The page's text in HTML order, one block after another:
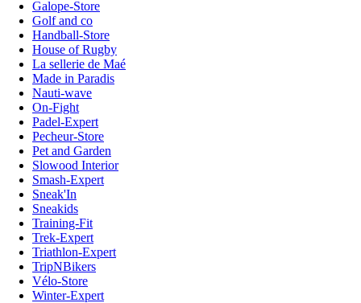
Galope-Store
Golf and co
Handball-Store
House of Rugby
La sellerie de Maé
Made in Paradis
Nauti-wave
On-Fight
Padel-Expert
Pecheur-Store
Pet and Garden
Slowood Interior
Smash-Expert
Sneak'In
Sneakids
Training-Fit
Trek-Expert
Triathlon-Expert
TripNBikers
Vélo-Store
Winter-Expert